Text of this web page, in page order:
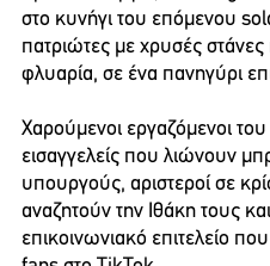
στο κυνήγι του επόμενου
πατριώτες με χρυσές
φλυαρία, σε ένα πανηγύρι
Χαρούμενοι εργαζόμενοι
εισαγγελείς που λιώνουν
υπουργούς, αριστεροί σε
αναζητούν την Ιθάκη τους
επικοινωνιακό επιτελείο